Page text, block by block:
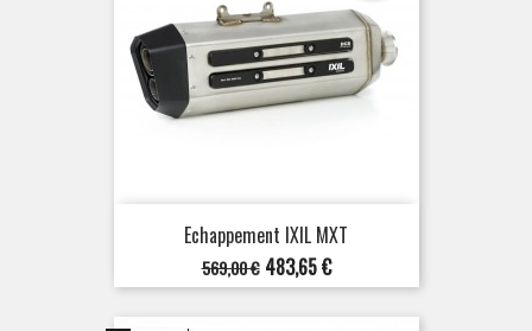
Echappement IXIL MXT
Prix
de
base
569,00 € Prix
483,65 €